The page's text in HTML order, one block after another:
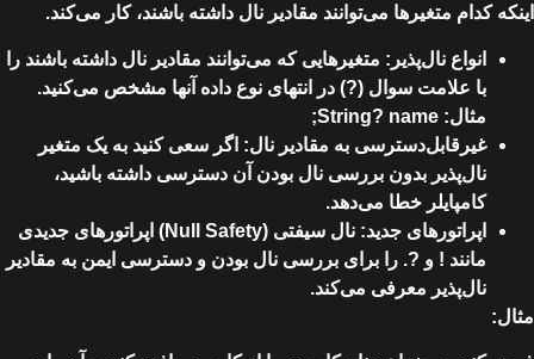
اینکه کدام متغیرها می‌توانند مقادیر نال داشته باشند، کار می‌کند.
انواع نال‌پذیر : متغیرهایی که می‌توانند مقادیر نال داشته باشند را
با علامت سوال (?) در انتهای نوع داده آنها مشخص می‌کنید.
مثال: String? name;
غیرقابل‌دسترسی به مقادیر نال: اگر سعی کنید به یک متغیر
نال‌پذیر بدون بررسی نال بودن آن دسترسی داشته باشید،
کامپایلر خطا می‌دهد.
اپراتورهای جدید
: نال سیفتی (Null Safety) اپراتورهای جدیدی
مانند ! و ?. را برای بررسی نال بودن و دسترسی ایمن به مقادیر
نال‌پذیر معرفی می‌کند.
مثال: